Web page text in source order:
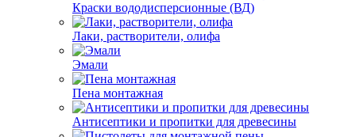
Краски вододисперсионные (ВД)
Лаки, растворители, олифа
Эмали
Пена монтажная
Антисептики и пропитки для древесины